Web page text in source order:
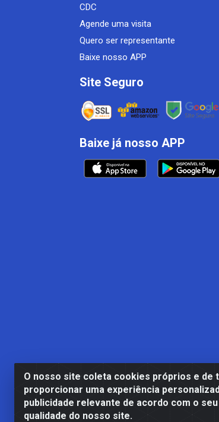
O nosso site coleta cookies próprios e de
proporcionar uma experiência
publicidade relevante de acordo com o
qualidade do nosso site.
CDC
Agende uma visita
Quero ser representante
Baixe nosso APP
Site Seguro
Baixe já nosso APP
Casa Cardão